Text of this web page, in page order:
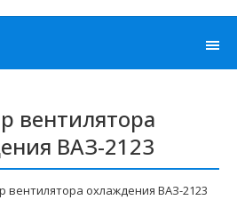
вентилятора
ВАЗ-2123
вентилятора охлаждения ВАЗ-2123